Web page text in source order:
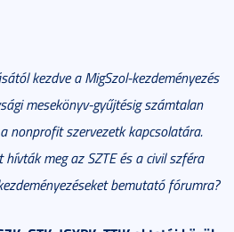
kezdve a MigSzol-kezdeményezés
mesekönyv-gyűjtésig számtalan
nonprofit szervezetk kapcsolatára.
meg az SZTE és a civil szféra
bemutató fórumra?